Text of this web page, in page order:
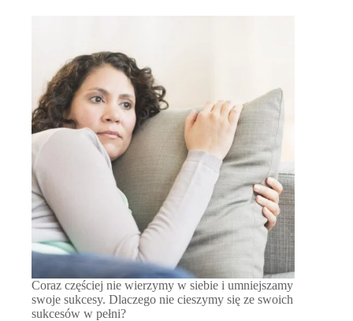
Coraz częściej nie wierzymy w siebie i umniejszamy
swoje sukcesy. Dlaczego nie cieszymy się ze swoich
sukcesów w pełni?